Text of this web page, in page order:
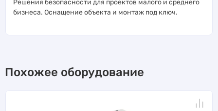
Решения безопасности для проектов малого и среднего
бизнеса. Оснащение объекта и монтаж под ключ.
Похожее оборудование